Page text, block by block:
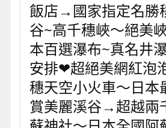
飯店→國家指定名勝
谷~高千穗峽～絕美
本百選瀑布~真名井
安排❤超絕美網紅泡
穗天空小火車～日本
賞美麗溪谷→超越兩